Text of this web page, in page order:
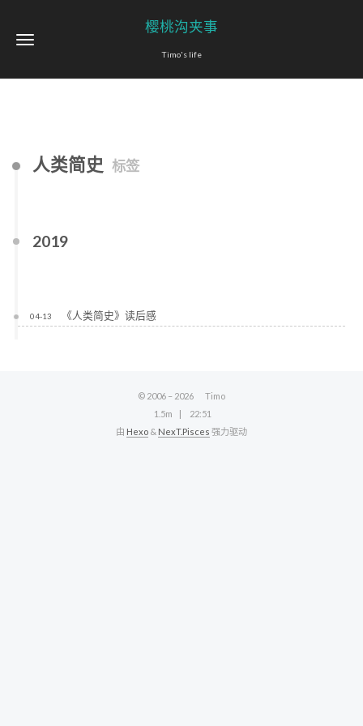
樱桃沟夹事
Timo's life
人类简史 标签
2019
04-13 《人类简史》读后感
© 2006 – 2026
Timo
1.5m
22:51
由 Hexo & NexT.Pisces 强力驱动